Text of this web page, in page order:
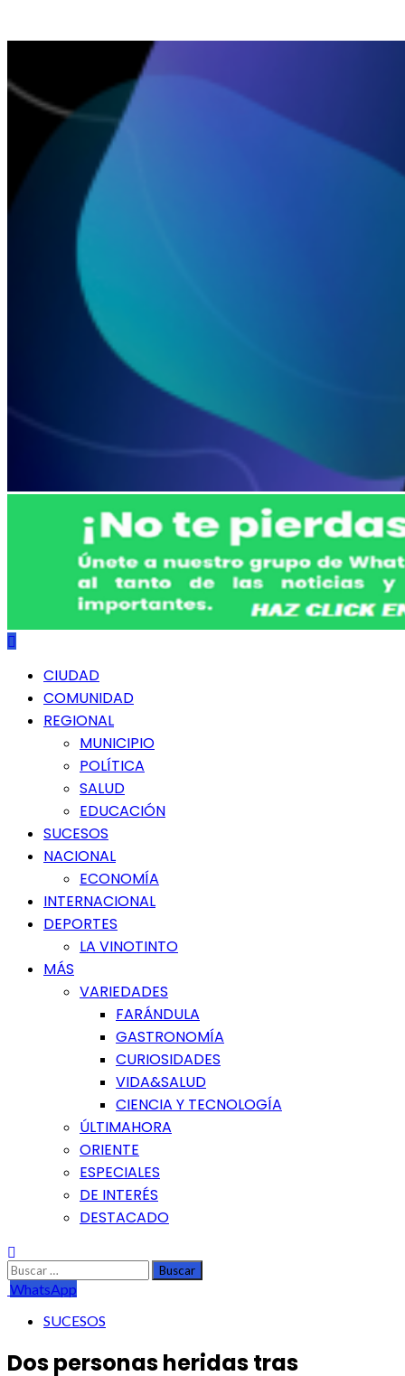
Menú
principal
CIUDAD
COMUNIDAD
REGIONAL
MUNICIPIO
POLÍTICA
SALUD
EDUCACIÓN
SUCESOS
NACIONAL
ECONOMÍA
INTERNACIONAL
DEPORTES
LA VINOTINTO
MÁS
VARIEDADES
FARÁNDULA
GASTRONOMÍA
CURIOSIDADES
VIDA&SALUD
CIENCIA Y TECNOLOGÍA
ÚLTIMAHORA
ORIENTE
ESPECIALES
DE INTERÉS
DESTACADO
Buscar:
WhatsApp
SUCESOS
Dos personas heridas tras